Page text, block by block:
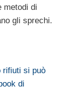
metodi di
gli sprechi.
rifiuti si può
di